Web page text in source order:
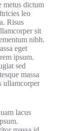
metus dictum
leo
Risus
sit
nibh.
eget
ipsum.
sed
massa
ullamcorper
lacus